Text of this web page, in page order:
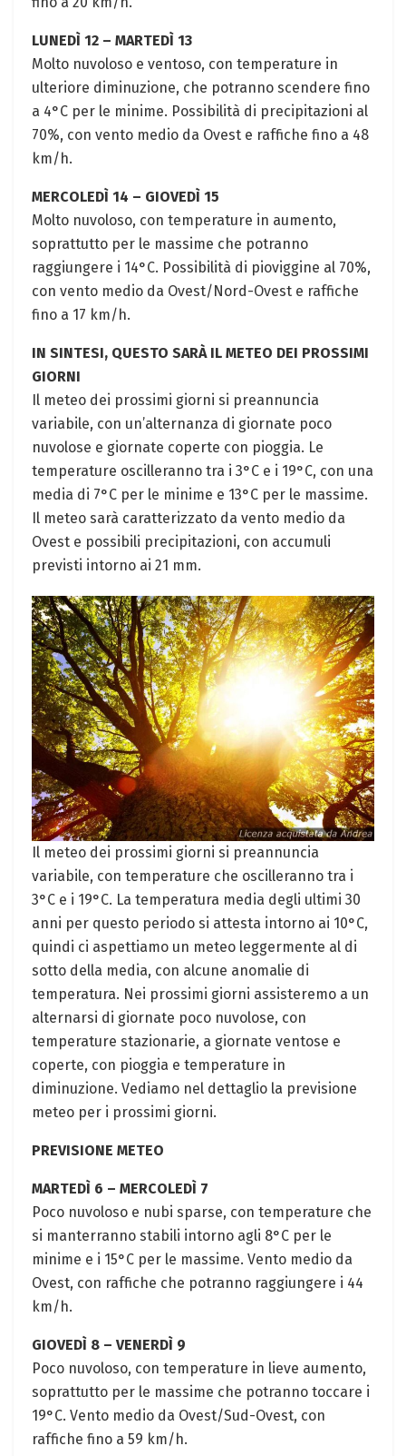
LUNEDÌ 12 – MARTEDÌ 13
Molto nuvoloso e ventoso, con temperature in
ulteriore diminuzione, che potranno scendere fino
a 4°C per le minime. Possibilità di precipitazioni al
70%, con vento medio da Ovest e raffiche fino a 48
km/h.
MERCOLEDÌ 14 – GIOVEDÌ 15
Molto nuvoloso, con temperature in aumento,
soprattutto per le massime che potranno
raggiungere i 14°C. Possibilità di pioviggine al 70%,
con vento medio da Ovest/Nord-Ovest e raffiche
fino a 17 km/h.
IN SINTESI, QUESTO SARÀ IL METEO DEI PROSSIMI
GIORNI
Il meteo dei prossimi giorni si preannuncia
variabile, con un’alternanza di giornate poco
nuvolose e giornate coperte con pioggia. Le
temperature oscilleranno tra i 3°C e i 19°C, con una
media di 7°C per le minime e 13°C per le massime.
Il meteo sarà caratterizzato da vento medio da
Ovest e possibili precipitazioni, con accumuli
previsti intorno ai 21 mm.
Il meteo dei prossimi giorni si preannuncia
variabile, con temperature che oscilleranno tra i
3°C e i 19°C. La temperatura media degli ultimi 30
anni per questo periodo si attesta intorno ai 10°C,
quindi ci aspettiamo un meteo leggermente al di
sotto della media, con alcune anomalie di
temperatura. Nei prossimi giorni assisteremo a un
alternarsi di giornate poco nuvolose, con
temperature stazionarie, a giornate ventose e
coperte, con pioggia e temperature in
diminuzione. Vediamo nel dettaglio la previsione
meteo per i prossimi giorni.
PREVISIONE METEO
MARTEDÌ 6 – MERCOLEDÌ 7
Poco nuvoloso e nubi sparse, con temperature che
si manterranno stabili intorno agli 8°C per le
minime e i 15°C per le massime. Vento medio da
Ovest, con raffiche che potranno raggiungere i 44
km/h.
GIOVEDÌ 8 – VENERDÌ 9
Poco nuvoloso, con temperature in lieve aumento,
soprattutto per le massime che potranno toccare i
19°C. Vento medio da Ovest/Sud-Ovest, con
raffiche fino a 59 km/h.